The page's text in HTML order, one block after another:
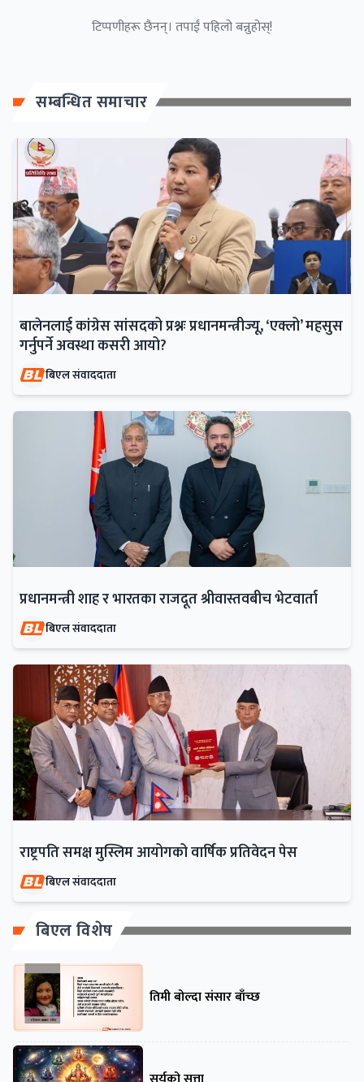
टिप्पणीहरू छैनन्। तपाईं पहिलो बन्नुहोस्!
सम्बन्धित समाचार
बालेनलाई कांग्रेस सांसदको प्रश्नः प्रधानमन्त्रीज्यू, ‘एक्लो’ महसुस
गर्नुपर्ने अवस्था कसरी आयो?
बिएल संवाददाता
प्रधानमन्त्री शाह र भारतका राजदूत श्रीवास्तवबीच भेटवार्ता
बिएल संवाददाता
राष्ट्रपति समक्ष मुस्लिम आयोगको वार्षिक प्रतिवेदन पेस
बिएल संवाददाता
बिएल विशेष
तिमी बोल्दा संसार बाँच्छ